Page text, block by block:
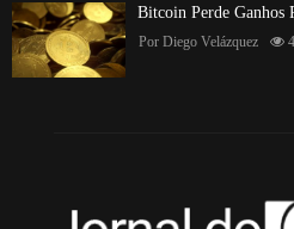
Bitcoin Perde Ganhos
Por Diego Velázquez